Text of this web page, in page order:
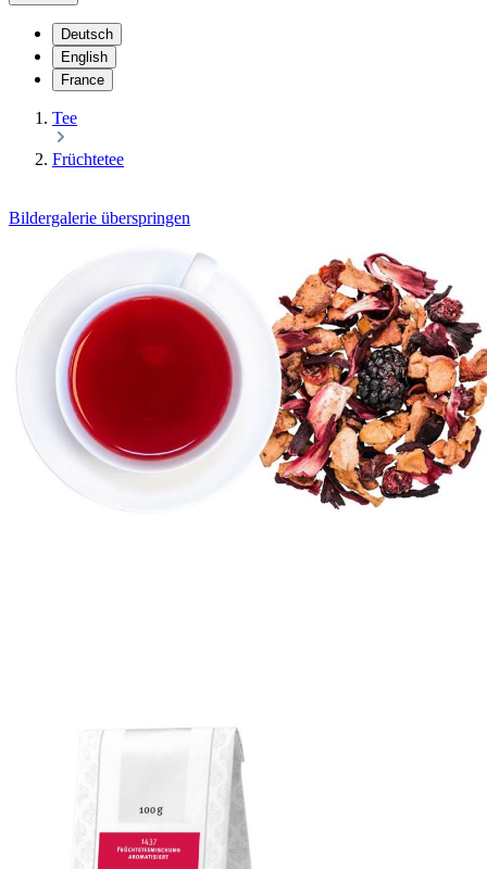
Deutsch
English
France
Tee
Früchtetee
Bildergalerie überspringen